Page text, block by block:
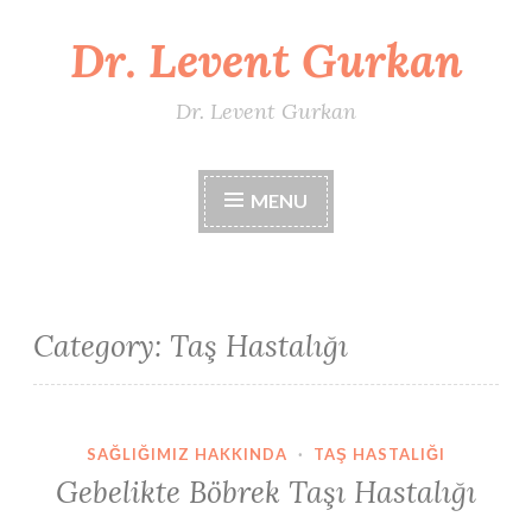
Dr. Levent Gurkan
Dr. Levent Gurkan
MENU
Category: Taş Hastalığı
SAĞLIĞIMIZ HAKKINDA · TAŞ HASTALIĞI
Gebelikte Böbrek Taşı Hastalığı